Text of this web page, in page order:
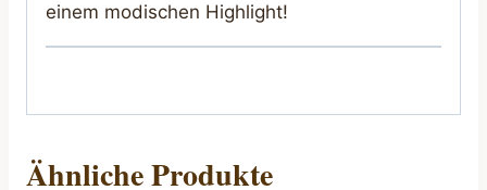
einem modischen Highlight!
Ähnliche Produkte